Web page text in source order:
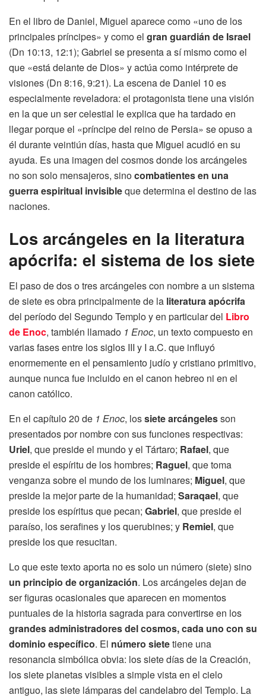
En el libro de Daniel, Miguel aparece como «uno de los
principales príncipes» y como el gran guardián de Israel
(Dn 10:13, 12:1); Gabriel se presenta a sí mismo como el
que «está delante de Dios» y actúa como intérprete de
visiones (Dn 8:16, 9:21). La escena de Daniel 10 es
especialmente reveladora: el protagonista tiene una visión
en la que un ser celestial le explica que ha tardado en
llegar porque el «príncipe del reino de Persia» se opuso a
él durante veintiún días, hasta que Miguel acudió en su
ayuda. Es una imagen del cosmos donde los arcángeles
no son solo mensajeros, sinocombatientes en una
guerra espiritual invisibleque determina el destino de las
naciones.
Los arcángeles en la literatura
apócrifa: el sistema de los siete
El paso de dos o tres arcángeles con nombre a un sistema
de siete es obra principalmente de la literatura apócrifa
del período del Segundo Templo y en particular del Libro
de Enoc, también llamado 1 Enoc, un texto compuesto en
varias fases entre los siglos III y I a.C. que influyó
enormemente en el pensamiento judío y cristiano primitivo,
aunque nunca fue incluido en el canon hebreo ni en el
canon católico.
En el capítulo 20 de 1 Enoc, lossiete arcángelesson
presentados por nombre con sus funciones respectivas:
Uriel, que preside el mundo y el Tártaro; Rafael, que
preside el espíritu de los hombres; Raguel, que toma
venganza sobre el mundo de los luminares; Miguel, que
preside la mejor parte de la humanidad; Saraqael, que
preside los espíritus que pecan; Gabriel, que preside el
paraíso, los serafines y los querubines; y Remiel, que
preside los que resucitan.
Lo que este texto aporta no es solo un número (siete) sino
un principio de organización. Los arcángeles dejan de
ser figuras ocasionales que aparecen en momentos
puntuales de la historia sagrada para convertirse en los
grandes administradores del cosmos, cada uno con su
dominio específico. El número sietetiene una
resonancia simbólica obvia: los siete días de la Creación,
los siete planetas visibles a simple vista en el cielo
antiguo, las siete lámparas del candelabro del Templo. La